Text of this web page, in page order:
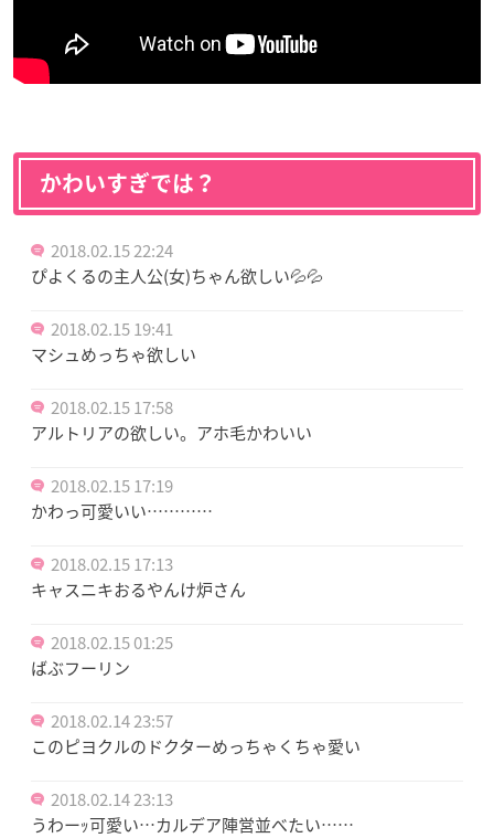
かわいすぎでは？
2018.02.15 22:24
ぴよくるの主人公(女)ちゃん欲しい💦💦
2018.02.15 19:41
マシュめっちゃ欲しい
2018.02.15 17:58
アルトリアの欲しい。アホ毛かわいい
2018.02.15 17:19
かわっ可愛いい…………
2018.02.15 17:13
キャスニキおるやんけ炉さん
2018.02.15 01:25
ばぶフーリン
2018.02.14 23:57
このピヨクルのドクターめっちゃくちゃ愛い
2018.02.14 23:13
うわーｯ可愛い…カルデア陣営並べたい……